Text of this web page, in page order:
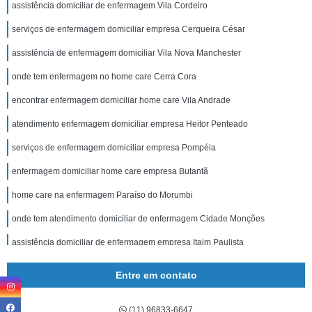
assistência domiciliar de enfermagem Vila Cordeiro
serviços de enfermagem domiciliar empresa Cerqueira César
assistência de enfermagem domiciliar Vila Nova Manchester
onde tem enfermagem no home care Cerra Cora
encontrar enfermagem domiciliar home care Vila Andrade
atendimento enfermagem domiciliar empresa Heitor Penteado
serviços de enfermagem domiciliar empresa Pompéia
enfermagem domiciliar home care empresa Butantã
home care na enfermagem Paraíso do Morumbi
onde tem atendimento domiciliar de enfermagem Cidade Monções
assistência domiciliar de enfermagem empresa Itaim Paulista
atendimento domiciliar de enfermagem Brooklin
Entre em contato
(11) 96833-6647